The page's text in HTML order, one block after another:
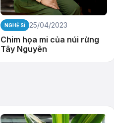
NGHỆ SĨ 25/04/2023
Chim họa mi của núi rừng
Tây Nguyên